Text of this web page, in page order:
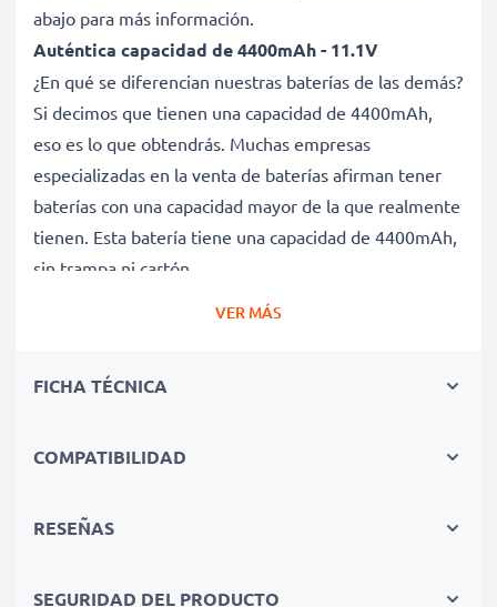
abajo para más información.
Auténtica capacidad de 4400mAh - 11.1V
¿En qué se diferencian nuestras baterías de las demás?
Si decimos que tienen una capacidad de 4400mAh,
eso es lo que obtendrás. Muchas empresas
especializadas en la venta de baterías afirman tener
baterías con una capacidad mayor de la que realmente
tienen. Esta batería tiene una capacidad de 4400mAh,
sin trampa ni cartón.
Batería AL10C31 de larga duración
ciclos de carga, así como tiempos de funcionamiento
ordenador portátil.
Como especialistas en baterías de alta calidad desde
VER MÁS
FICHA TÉCNICA
COMPATIBILIDAD
RESEÑAS
SEGURIDAD DEL PRODUCTO